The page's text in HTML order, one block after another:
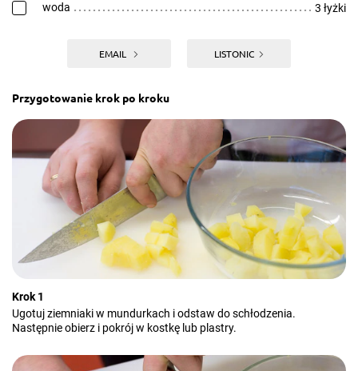
woda 3 łyżki
EMAIL LISTONIC
Przygotowanie krok po kroku
Krok 1
Ugotuj ziemniaki w mundurkach i odstaw do schłodzenia.
Następnie obierz i pokrój w kostkę lub plastry.